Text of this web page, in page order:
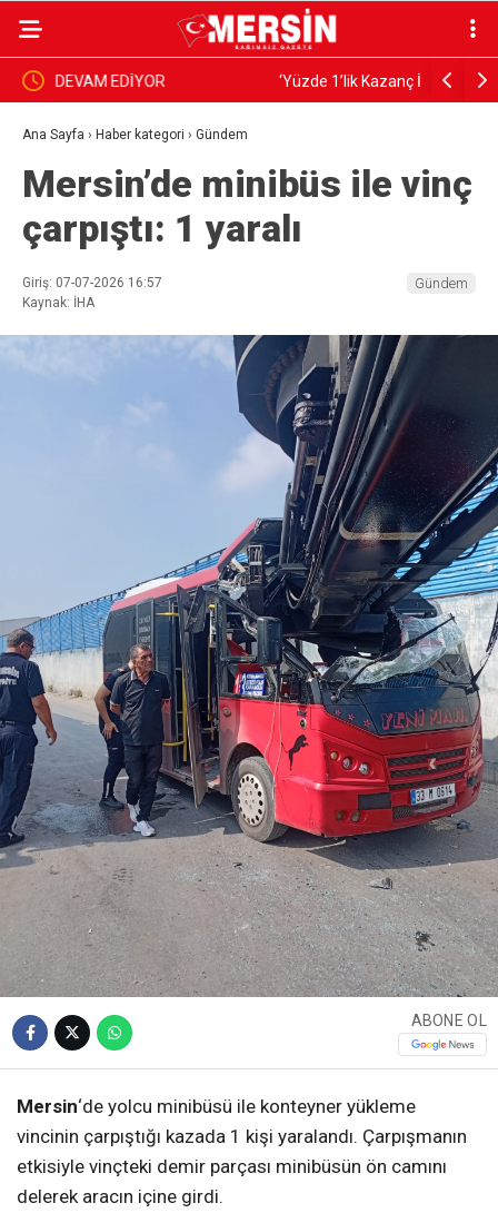
‘Yüzde 1’lik Kazanç İçin 17 Milyar Dolarlık Turizm
Riske Atılıyor’
Ana Sayfa › Haber kategori › Gündem
Mersin’de minibüs ile vinç
çarpıştı: 1 yaralı
Giriş: 07-07-2026 16:57
Kaynak: İHA
Gündem
ABONE OL
Mersin‘de yolcu minibüsü ile konteyner yükleme
vincinin çarpıştığı kazada 1 kişi yaralandı. Çarpışmanın
etkisiyle vinçteki demir parçası minibüsün ön camını
delerek aracın içine girdi.